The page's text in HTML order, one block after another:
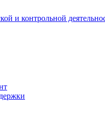
и контрольной